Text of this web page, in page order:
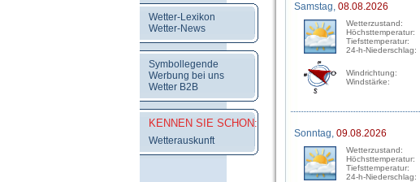
Wetter-Lexikon
Wetter-News
Symbollegende
Werbung bei uns
Wetter B2B
KENNEN SIE SCHON:
Wetterauskunft
Samstag, 08.08.2026
Wetterzustand:
Höchsttemperatur:
Tiefsttemperatur:
24-h-Niederschlag:
Windrichtung:
Windstärke:
Sonntag, 09.08.2026
Wetterzustand:
Höchsttemperatur:
Tiefsttemperatur:
24-h-Niederschlag: